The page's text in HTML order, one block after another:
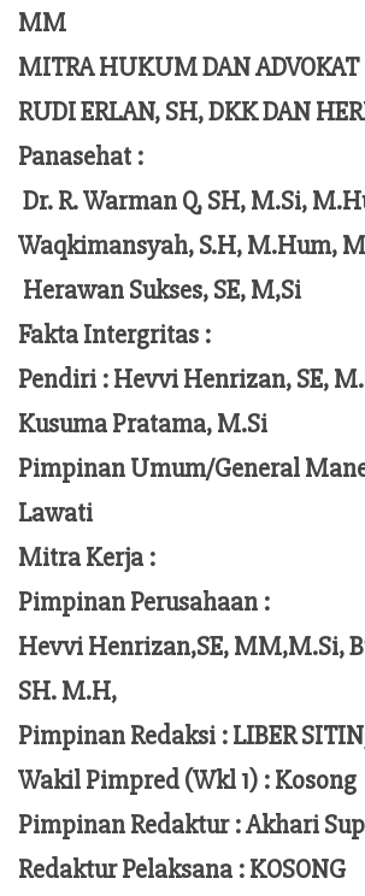
MM
MITRA HUKUM DAN ADVOKAT
RUDI ERLAN, SH, DKK DAN
Panasehat :
Dr. R. Warman Q, SH, M.Si,
Waqkimansyah, S.H, M.Hum,
Herawan Sukses, SE, M,Si
Fakta Intergritas :
Pendiri :Hevvi Henrizan, SE,
Kusuma Pratama, M.Si
Pimpinan Umum/General
Lawati
Mitra Kerja :
Pimpinan Perusahaan :
Hevvi Henrizan,SE, MM,M.Si,
SH. M.H,
Pimpinan Redaksi :LIBER
Wakil Pimpred (Wkl 1) : Kosong
Pimpinan Redaktur :Akhari
Redaktur Pelaksana :KOSONG